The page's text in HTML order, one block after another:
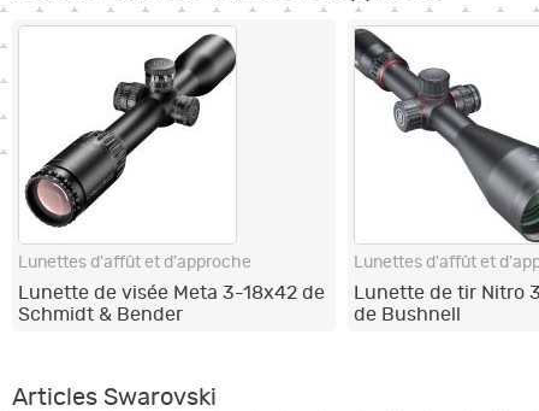
Lunettes d'affût et d'approche
Lunette de visée Meta 3-18x42 de
Schmidt & Bender
Lunettes d'affût et
Lunette de tir Nitro
de Bushnell
Articles Swarovski